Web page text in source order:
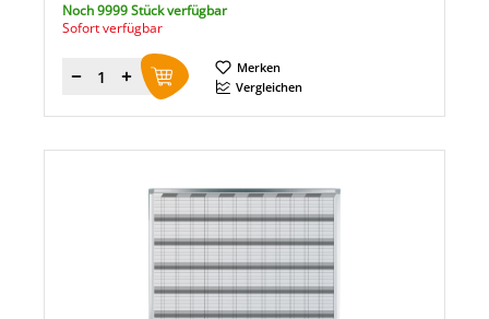
Noch 9999 Stück verfügbar
Sofort verfügbar
Menge
Merken
Vergleichen